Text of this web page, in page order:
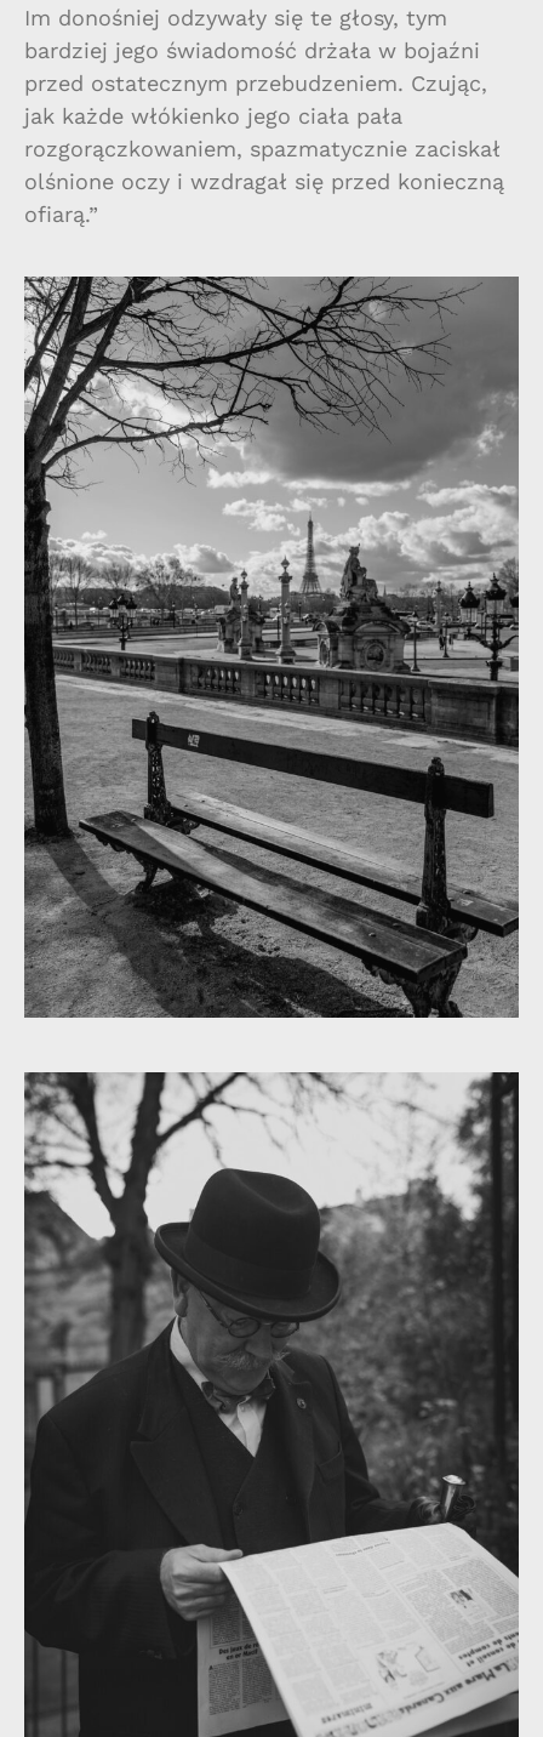
Im donośniej odzywały się te głosy, tym
bardziej jego świadomość drżała w bojaźni
przed ostatecznym przebudzeniem. Czując,
jak każde włókienko jego ciała pała
rozgorączkowaniem, spazmatycznie zaciskał
olśnione oczy i wzdragał się przed konieczną
ofiarą.”